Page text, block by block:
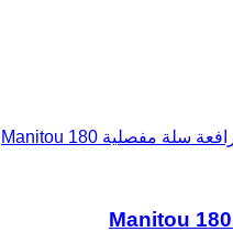
جديد رافعة سلة مفصلية Manitou 180
Manitou